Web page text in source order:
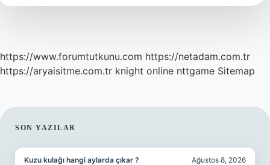
Kadar
https://www.forumtutkunu.com https://netadam.com.tr
https://aryaisitme.com.tr knight online nttgame Sitemap
SIDEBAR
SON YAZILAR
Kuzu kulağı hangi aylarda çıkar ? Ağustos 8, 2026